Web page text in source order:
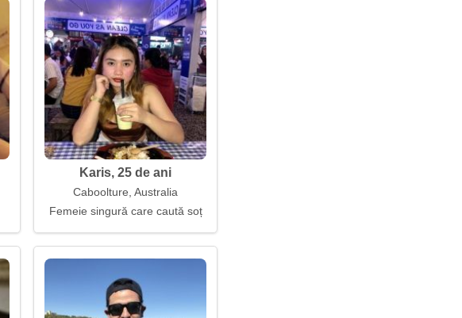
Karis, 25 de ani
Caboolture, Australia
Femeie singură care caută soț